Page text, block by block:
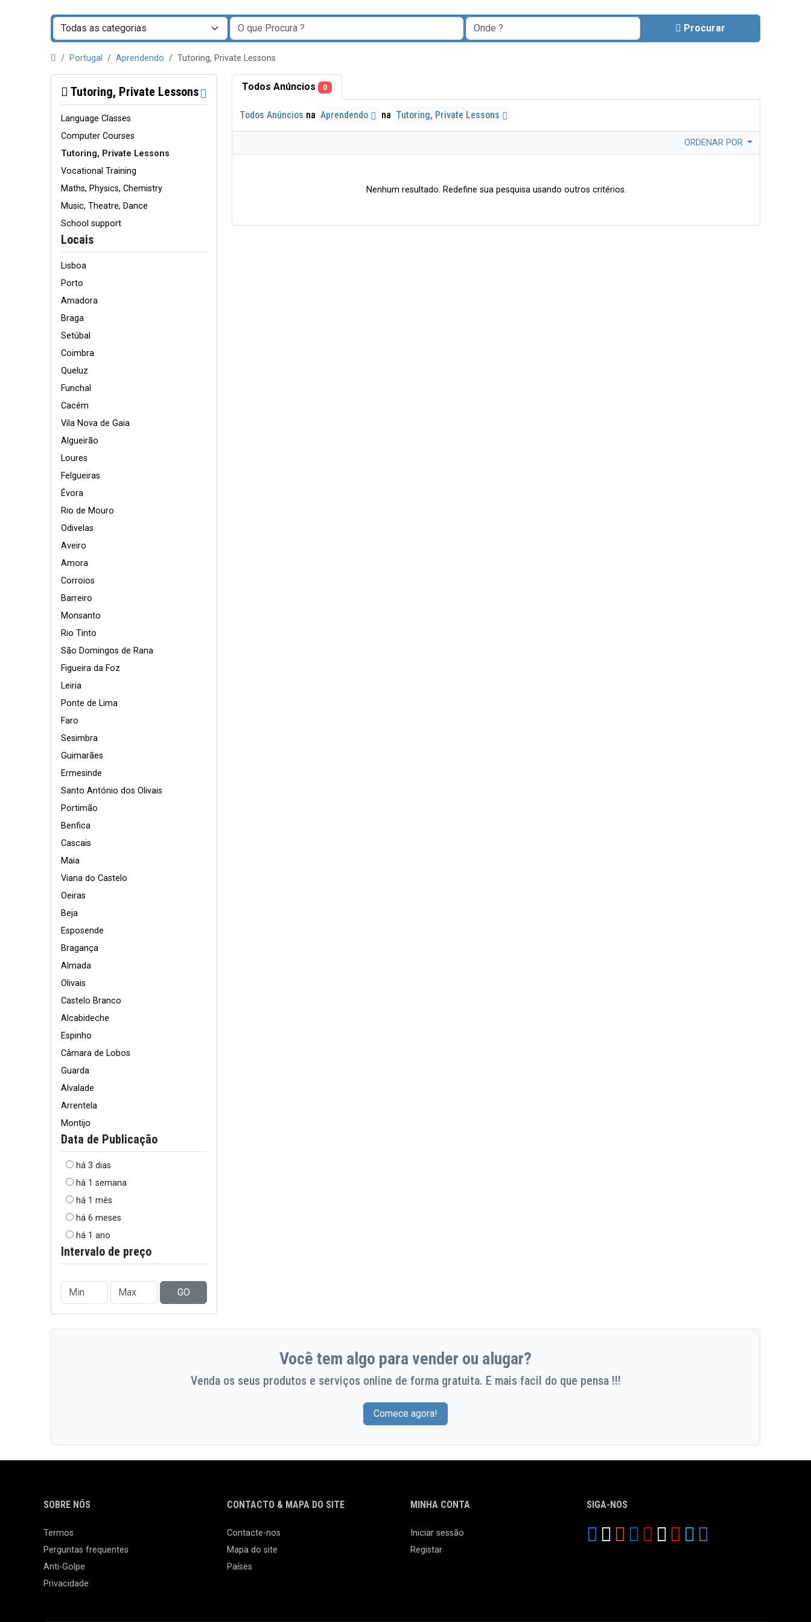
Procurar
Portugal Aprendendo Tutoring, Private Lessons
Tutoring, Private Lessons
Language Classes
Computer Courses
Tutoring, Private Lessons
Vocational Training
Maths, Physics, Chemistry
Music, Theatre, Dance
School support
Locais
Lisboa
Porto
Amadora
Braga
Setúbal
Coimbra
Queluz
Funchal
Cacém
Vila Nova de Gaia
Algueirão
Loures
Felgueiras
Évora
Rio de Mouro
Odivelas
Aveiro
Amora
Corroios
Barreiro
Monsanto
Rio Tinto
São Domingos de Rana
Figueira da Foz
Leiria
Ponte de Lima
Faro
Sesimbra
Guimarães
Ermesinde
Santo António dos Olivais
Portimão
Benfica
Cascais
Maia
Viana do Castelo
Oeiras
Beja
Esposende
Bragança
Almada
Olivais
Castelo Branco
Alcabideche
Espinho
Câmara de Lobos
Guarda
Alvalade
Arrentela
Montijo
Data de Publicação
há 3 dias
há 1 semana
há 1 mês
há 6 meses
há 1 ano
Intervalo de preço
GO
Todos Anúncios 0
Todos Anúncios na Aprendendo na Tutoring, Private Lessons
ORDENAR POR
Nenhum resultado. Redefine sua pesquisa usando outros critérios.
Você tem algo para vender ou alugar?
Venda os seus produtos e serviços online de forma gratuita. E mais facil do que pensa !!!
Comece agora!
SOBRE NÓS
Termos
Perguntas frequentes
Anti-Golpe
Privacidade
CONTACTO & MAPA DO SITE
Contacte-nos
Mapa do site
Países
MINHA CONTA
Iniciar sessão
Registar
SIGA-NOS